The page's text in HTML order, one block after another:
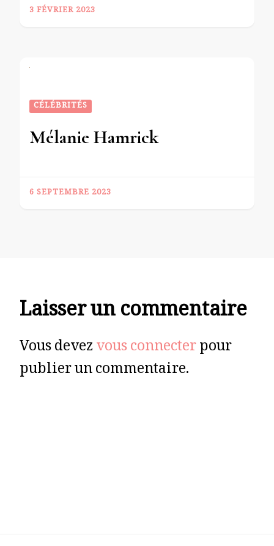
3 FÉVRIER 2023
CÉLÉBRITÉS
Mélanie Hamrick
6 SEPTEMBRE 2023
Laisser un commentaire
Vous devezvous connecterpour
publier un commentaire.